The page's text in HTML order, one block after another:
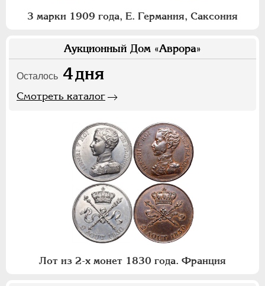
3 марки 1909 года, Е. Германия, Саксония
Аукционный Дом «Аврора»
Осталось 4дня
Смотреть каталог
Лот из 2-х монет 1830 года. Франция